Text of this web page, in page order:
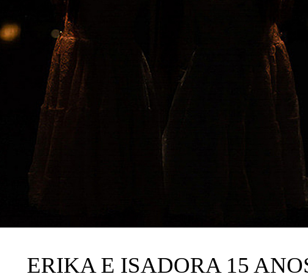
ERIKA E ISADORA 15